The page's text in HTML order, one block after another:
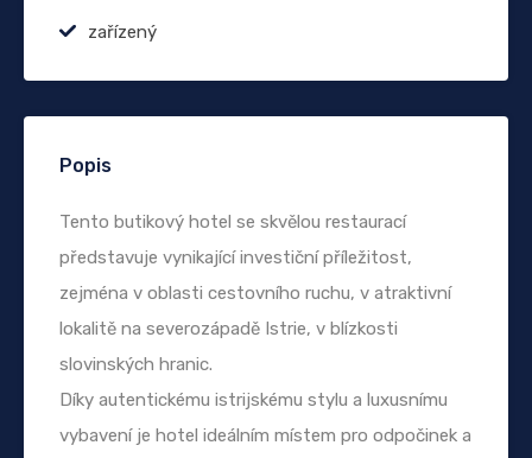
zařízený
Popis
Tento butikový hotel se skvělou restaurací
představuje vynikající investiční příležitost,
zejména v oblasti cestovního ruchu, v atraktivní
lokalitě na severozápadě Istrie, v blízkosti
slovinských hranic.
Díky autentickému istrijskému stylu a luxusnímu
vybavení je hotel ideálním místem pro odpočinek a